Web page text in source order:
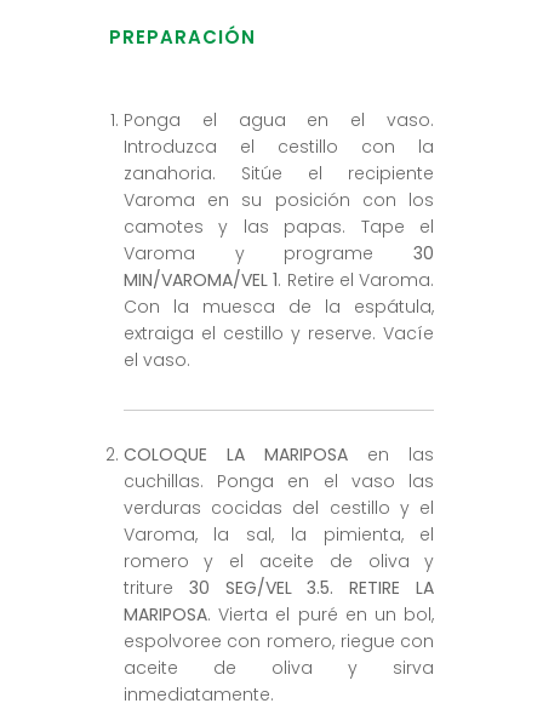
PREPARACIÓN
Ponga el agua en el vaso.
Introduzca el cestillo con la
zanahoria. Sitúe el recipiente
Varoma en su posición con los
camotes y las papas. Tape el
Varoma y programe30
MIN/VAROMA/VEL 1. Retire el Varoma.
Con la muesca de la espátula,
extraiga el cestillo y reserve. Vacíe
el vaso.
COLOQUE LA MARIPOSA en las
cuchillas. Ponga en el vaso las
verduras cocidas del cestillo y el
Varoma, la sal, la pimienta, el
romero y el aceite de oliva y
triture 30 SEG/VEL 3.5.
RETIRE LA
MARIPOSA. Vierta el puré en un bol,
espolvoree con romero, riegue con
aceite de oliva y sirva
inmediatamente.